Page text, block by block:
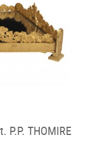
THOMIRE